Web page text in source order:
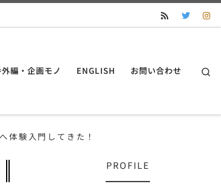
編・企画モノ ENGLISH お問い合わせ
体験入門してきた！
PROFILE